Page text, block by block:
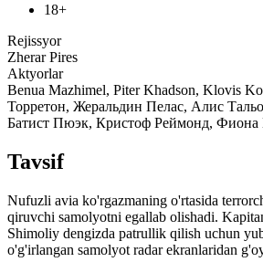
18+
Rejissyor
Zherar Pires
Aktyorlar
Benua Mazhimel, Piter Khadson, Klovis
Торретон, Жеральдин Пелас, Алис
Батист Пюэк, Кристоф Реймонд, Фиона
Tavsif
Nufuzli avia ko'rgazmaning o'rtasida
qiruvchi samolyotni egallab olishadi.
Shimoliy dengizda patrullik qilish uchun
o'g'irlangan samolyot radar ekranlaridan